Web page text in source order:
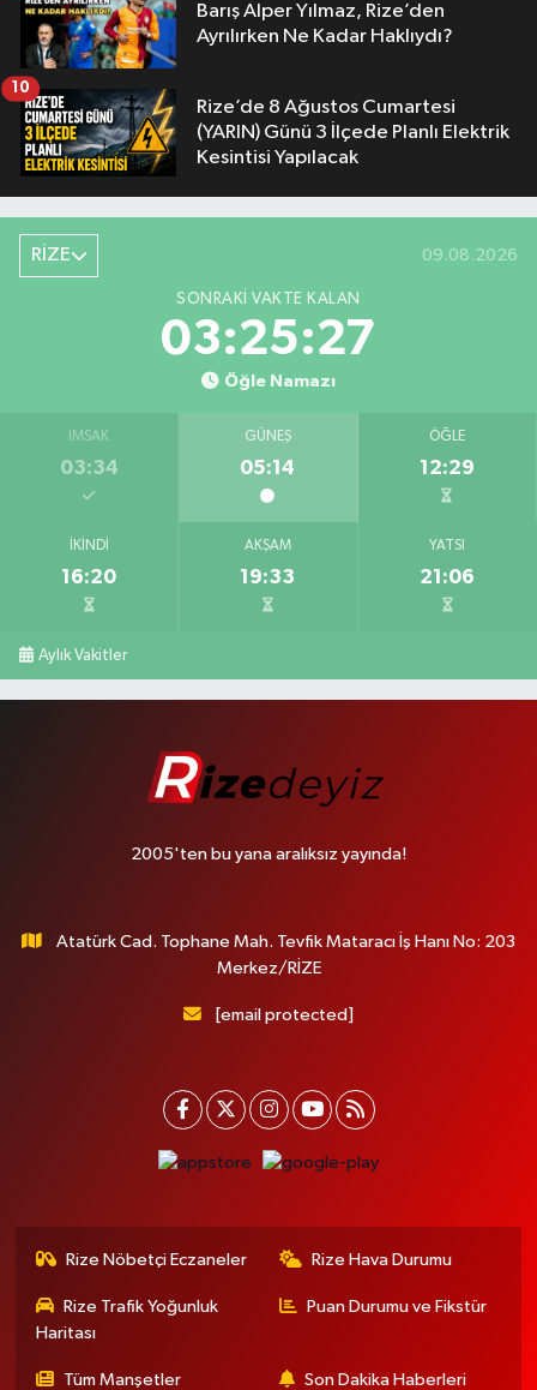
Barış Alper Yılmaz, Rize’den
Ayrılırken Ne Kadar Haklıydı?
Rize’de 8 Ağustos Cumartesi
(YARIN) Günü 3 İlçede Planlı Elektrik
Kesintisi Yapılacak
10
RİZE 09.08.2026
SONRAKI VAKTE KALAN
03:25:26
Öğle Namazı
İMSAK
03:34
GÜNEŞ
05:14
ÖĞLE
12:29
İKINDI
16:20
AKŞAM
19:33
YATSI
21:06
Aylık Vakitler
2005'ten bu yana aralıksız yayında!
Atatürk Cad. Tophane Mah. Tevfik Mataracı İş Hanı No: 203
Merkez/RİZE
[email protected]
Rize Nöbetçi Eczaneler Rize Hava Durumu
Rize Trafik Yoğunluk
Haritası
Puan Durumu ve Fikstür
Tüm Manşetler Son Dakika Haberleri